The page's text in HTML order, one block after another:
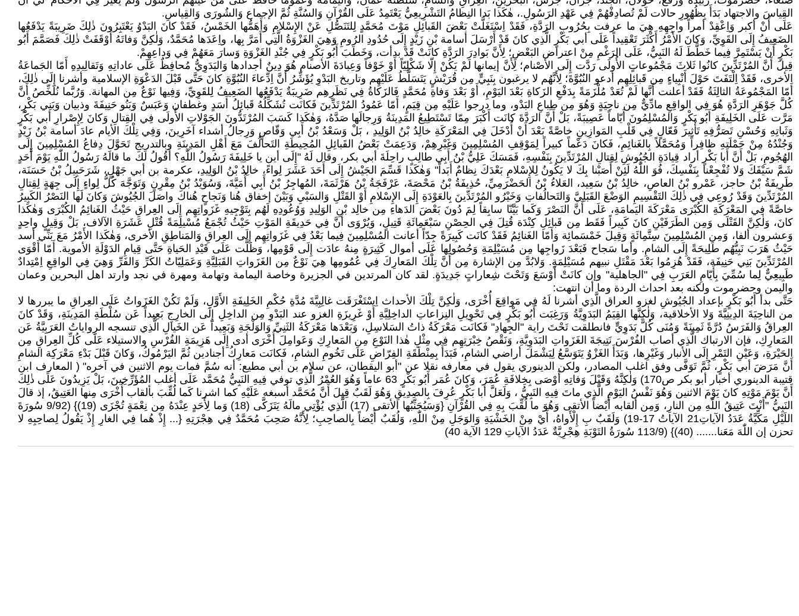
القِياسَ والاجتهاد بَدَأَ بِظُهُورِ حالات لَمْ تُصادِفْهُمْ فِي عَهْدِ الرَسُولِ.، هٰكَذا بَدا النِظامُ التَشْرِيعِيُّ يَعْتَمِدُ عَلَى القُرْآنِ وَالسُنَّةِ ثُمَّ الإجماع وَالشُورَى وَالقِياسِ.
عَلَى أَنْ أكبر وَاِعْقِدْ أمراً واجِهِهِ هِيَ ما عرفت بِحُرُوبِ الرَدَّةِ، فَقَدْ اِسْتَغَلَّتْ بَعْضَ القَبائِلِ مَوْتَ مُحَمَّدٍ لِلتَنَصُّلِ عَنْ الإِسْلامِ وَأَهَمُّها الخَمْسُ، فَقَدْ كانَ البَدْوُ يَعْتَبِرُونَ ذٰلِكَ ضَرِيبَةً يَدْفَعُها
الضَعِيفُ إِلَى القَوِيِّ، وَكانَ الأَمْرُ أَكْثَرَ تَعْقِيداً عَلَى أبي بَكْرٍ الَّذِي كانَ قَدْ أَرْسَلَ أسامة بْنِ زَيْدٍ إِلَى حُدُودِ الرُومِ وَهِيَ الغَزْوَةُ الَّتِي أَمَرَّ بِها، واِعَدَها مُحَمَّدٌ، وَلٰكِنَّ وَفاتَهُ أَوْقَفَتْ ذٰلِكَ فَصَمَّمَ أَبُو
بَكْرٍ أَنْ يَسْتَمِرَّ فِيما خَطَّطَ لَهُ النَبِيُّ، عَلَى الرَغْمِ مِنْ اعتراض البَعْضِ؛ لِأَنَّ بَوادِرَ الرَدَّةِ كانَتْ قَدْ بدأت، وَخَطَبَ أَبُو بَكْرٍ فِي جُنْدِ الغَزْوَةِ وَسارَ مَعَهُمْ فِي وَداعِهِمْ.
قِيلَ أَنَّ المُرْتَدِّينَ كانُوا ثَلاثَ مَجْمُوعاتٍ الأُولَى رَدَّت إِلَى الأصْنام؛ لِأَنَّ إيمانها لَمْ يَكُنْ إِلّا شَكْلِيّاً أَوْ خَوْفاً وَعِبادَةَ الأصنام هُوَ دِينٌ أجدادها وَالبَدَوِيُّ مُحافِظٌ عَلَى عاداتِهِ وَتَقالِيدِهِ أَمّا الجَماعَةُ
الأخرى، فَقَدْ اِلْتَفَتَ حَوْلَ أَنْبِياءٍ مِن قَبائِلِهِم أدعو النُبُوَّةَ؛ لِأَنَّهُم لا يرغبون بِنَبِيٍّ مِن قُرَيْشٍ يَتَسَلَّطُ عَلَيْهِم وتاريخ البَدْوِ يُؤَشِّرُ أَنَّ اِدِّعاءَ النُبُوَّةِ كانَ حَتَّى قَبْلَ الدَعْوَةِ الإسلامية وأشرنا إِلَى ذٰلِكَ،
أَمّا المَجْمُوعَةُ الثالِثَةُ فَقَدْ أعلنت أَنَّها لَمْ تُعَدْ مُلْزَمَةً بِدَفْعِ الزَكاةِ بَعْدَ اليَوْمِ، أَوْ بَعْدَ وَفاةِ مُحَمَّدٍ فَالزَكاةُ فِي نَظَرِهِم ضَرِيبَةٌ يَدْفَعُها الضَعِيفُ لِلقَوِيِّ، وَفِيها نَوْعٌ مِن المهانة. وَرُبَّما نُلَخِّصُ أَنَّ
كُلَّ جَوْهَرِ الرَدَّةِ هُوَ فِي الواقِعِ مادِّيٌّ مِن ناحِيَةٍ وَهُوَ مِن طِباعِ البَدْو، وما درجوا عَلَيْهِ مِن قِيَمٍ، أَمّا عَمُودُ المُرْتَدِّينَ فَكانَت تُشَكِّلُهُ قَبائِلُ أَسَدٍ وغطفان وَعَبَسٌ وَبَنُو حَنِيفَةَ وذبيان وَبَنِي بَكْرٍ،
مَرَّت عَلَى الخَلِيفَةِ أَبُو بَكْرٍ وَالمُسْلِمُونَ أَيّاماً عَصِيبَةً، بَلْ أَنَّ الرَدَّةَ كانَت أَكْبَرَ مِمّا تَسْتَطِيعُ المَدِينَةُ وَرِجالَها صَدَّهُ، وَهٰكَذا كَسَبَ المُرْتَدُّونَ الجَوْلاتِ الأُولَى فِي القِتالِ وَكانَ لِإِصْرارِ أبي بَكْرٍ
وَثَباتِهِ وَحُسْنِ تَصَرُّفِهِ تَأْثِيرَ فَعّالٍ فِي قَلْبِ المَوازِينِ خاصَّةً بَعْدَ أَنْ أُدْخَلَ فِي المَعْرَكَةِ خالِدُ بْنُ الوَلِيدِ ، بَلْ وَسَعْدُ بْنُ أَبِي وَقّاصٍ وَرِجالُ أشداء آخَرِينَ، وَفِي تِلْكَ الأيام عادَ أسامة بْنُ زَيْدٍ
وَجُنْدُهُ مِنْ حَمْلَتِهِ ظافِراً وَمُحَمَّلاً بِالغَنائِمِ، فَكانَ دَعْماً كبيراً لِمَوْقِفِ المُسْلِمِينَ وَغَيْرِهِمْ، وَدَعِمَتْ بَعْضُ القَبائِلِ المُحِيطَةِ التَحالُفَ مَعَ أَهْلِ المَدِينَةِ وبالتدريج تَحَوَّلَ دِفاعُ المُسْلِمِينَ إِلَى
الهُجُومِ، بَلْ أَنَّ أبا بَكْرٍ أراد قِيادَةِ الجُيُوشِ لِقِتالِ المُرْتَدِّينَ بِنَفْسِهِ، فَمَسَكَ عَلِيُّ بْنُ أَبِي طالِبٍ راحِلَةَ أبي بكر، وقال لَهُ "إِلَى أين يا خَلِيفَةَ رَسُولُ اللّٰهِ؟ أَقُولُ لَكَ ما قالَهُ رَسُولُ اللّٰهِ يَوْمَ أَحَدٍ
شَمَّ سَيْفَكَ وَلا تُفْجِعْنا بِنَفْسِكَ، فُوَ اللّٰهُ لَئِنْ أَصَبْنا بِكَ لا يَكُونُ لِلإِسْلامِ بَعْدَكَ نِظامٌ أَبَداً" وَهٰكَذا قَسِّمَ الجَيْشُ إِلَى أَحَدَ عَشَرَ لِواءً، خالِدُ بْنُ الوَلِيدِ، عكرمة بن أبي جَهْلٍ، شَرَحَبِيلُ بْنُ حَسَنَة،
طَرِيفَةُ بْنُ حاجز، عَمْرو بْنُ العاصِ، خالِدُ بْنُ سَعِيد، العَلاءُ بْنُ الحَضْرَمِيِّ، حُذِيفَةُ بْنُ مَحْصَةَ، عَرْفَجَةُ بْنُ هَرْثَمَةَ، المُهاجِرُ بْنُ أَبِي أُمَيَّةَ، وَسُوَيْدُ بْنُ مِقْرِنٍ وَتَوَجَّهَ كُلُّ لِواءٍ إِلَى جِهَةٍ لِقِتالِ
المُرْتَدِّينَ وَقَدْ رُوعِي فِي ذٰلِكَ التَقْسِيمِ الوَضْعَ القَبَلِيَّ وَالتَحالُفاتِ وَخَيْرُو المُرْتَدِّينَ بِالعَوْدَةِ إِلَى الإِسْلامِ أَوْ القَتْلِ وَالسَبْيِ وَبَيْنَ إخفاق هُنا وَنَجاحٍ هُناكَ واصَلَ الجُيُوشَ وَكانَ لَها النَصْرُ الكَبِيرُ
خاصَّةً فِي المَعْرَكَةِ الكُبْرَى مَعْرَكَةَ اليَمامَةِ، عَلَى أَنَّ النَصْرَ وَكَما بَيَّنّا سابِقاً لِمَ دُونَ بَعْضَ الدَهاءِ مِن خالِد بْنِ الوَلِيدِ وَوُعُودِهِ لَهُم بِتَوْجِيهِ غَزَواتِهِم إِلَى العِراقِ حَيْثُ الغَنائِمُ الكُبْرَى وَهٰكَذا
كانَ، وَلٰكِنَّ القَتْلَى وَمِن الطَرَفَيْنِ كانَ كَبِيراً فَقَط مِن قَبائِلِ كِنْدَة قُتِلَ فِي الحِصْنِ سَبْعَمِائَةِ قَتِيلٍ، وَيُرْوَى أَنَّ فِي حَدِيقَةِ المَوْتِ حَيْثُ تُجْمَعُ مُسْيلِمَةً قُتْلِ عَشَرَةِ الآلاف، بَلْ وَقِيلٍ واحِدٍ
وَعشرون ألفا، وَمِن المُسْلِمِينَ سِتَّمِائَةٍ وَقِيلَ خَمْسَمائِة وَأَمّا الغَنائِمُ فَقَدْ كانَت كَبِيرَةً جِدّاً أعانت المُسْلِمِينَ فِيما بَعْدُ فِي غَزَواتِهِم إِلَى العِراقِ وَالمَناطِقِ الأخرى، وَهٰكَذا الأَمْرُ مَعَ بَنِّي أسد
حَيْثُ هَرَبَ نَبِيُّهُم طَلِيحَةً إِلَى الشامِ. وأما سَجاح فَبَعْدَ زَواجِها مِن مُسَيْلِمَةِ وَحُصُولِها عَلَى أموال كَثِيرَةٍ مِنهُ عادَت إِلَى قَوْمِها، وَظَلَّت عَلَى قَيْدِ الحَياةِ حَتَّى قِيامِ الدَوْلَةِ الأموية. أَمّا أَقْوَى
المُرْتَدِّينَ بَنِي حَنِيفَة، فَقَدْ هُزِمُوا بَعْدَ مَقْتَلِ نبيهم مُسَيْلِمَةٍ. وَلابُدَّ مِن الإشارة مِن أَنَّ تِلْكَ المَعارِكَ فِي عُمُومِها هِيَ نَوْعٌ مِن الغَزَواتِ القَبَلِيَّةِ وَعَمَلِيّاتُ الكَرِّ وَالفَرِّ وَهِيَ فِي الواقِعِ اِمْتِدادٌ
طَبِيعِيٌّ لِما سُمِّيَ بِأَيّامِ العَرَبِ فِي "الجاهلية" وإن كانَتْ أَوْسَعَ وَتَحْتَ شِعاراتٍ جَدِيدَةٍ. لقد كان المرتدين في الجزيرة وخاصة اليمامة وتهامة ومهرة في نجد وارتد اهل البحرين وعمان
واليمن وحضرموت ولكنه بعد احداث الردة وما أن انتهت:
حَتَّى بدأ أَبُو بَكْرٍ بإعداد الجُيُوشِ لغزو العراق الَّذِي أشرنا لَهُ فِي مَواقِعَ أُخْرَى، وَلٰكِنَّ تِلْكَ الأحداث اِسْتَغْرَقَت غالِبِيَّةَ مُدَّةِ حُكْمِ الخَلِيفَةِ الأَوَّلِ، وَلَمْ تَكُنْ الغَزَواتُ عَلَى العِراقِ ما يبررها لا
من الناحِيَةَ الدِينِيَّةَ وَلا الأخلاقية، وَلٰكِنَّها القِيَمُ البَدَوِيَّةُ وَرَغِبَت أَبُو بَكْرٍ فِي تَحْوِيلِ النِزاعاتِ الداخِلِيَّةِ أَوْ غَرِيزَةِ الغزو عند البَدْوِ مِن الداخِلِ إِلَى الخارِجِ بَعِيداً عَن سُلْطَةِ المَدِينَةِ، وَقَدْ كانَ
العِراقُ وَالفَرَسُ دُرَّةً ثَمِينَةً وَمُنَى كُلَّ بَدَوِيٍّ فانطلقت تَحْتَ راية "الجِهادِ" فَكانَت مَعْرَكَةُ ذاتُ السَلاسِلِ، وَبَعْدَها مَعْرَكَةُ الثَنِيِّ وَالوَلْجَةِ وَبَعِيداً عَن الخَيالِ الَّذِي تنسجه الرِواياتُ العَرَبِيَّةُ عَن
المَعارِكِ، فإن الارتباك الَّذِي أصاب الفُرْسَ نَتِيجَةَ الغَزَواتِ البَدَوِيَّةِ، وَنَقْصُ خِبْرَتِهِم فِي مِثْلِ هٰذا النَوْعِ مِن المَعارِكِ وَعَوامِلَ أُخْرَى أدى إِلَى هَزِيمَةِ الفُرْسِ والاستيلاء عَلَى كُلِّ العِراقِ مِن
الحَيْرَةِ، وَعَيْنِ التَمْرِ إِلَى الأنبار وَغَيْرِها، وَبَدَأَ الغَزْوُ يَتَوَسَّعُ لِيَشْمَلَ أراضي الشامِ، فَبَدَأَ بِمِنْطَقَةِ الفِرّاضِ عَلَى تَخُومِ الشامِ، فَكانَت مَعارِكُ أجنادين ثُمَّ اليَرْمُوكُ، وَكانَ قَبْلَ بَدْءِ مَعْرَكِة الشامِ
أَنَّ مَرَضَ أبي بَكْرٍ، ثُمَّ تَوَفَّى وفق اغلب المصادر، ولكن الدينوري يقول في معارفه نقلا عن "أبو اليقطان، عن سلام بن أبي مطيع: أنه سُمَّ فمات يوم الاثنين في آخره" ( المعارف ابن
قتيبة الدينوري أخبار أبو بكر ص170) وَلٰكِنَّهُ وَقَبْلَ وَفاتِهِ أَوْصَى بِخِلافَةِ عُمَرَ، وَكانَ عُمَر أَبُو بَكْرٍ 63 عاماً وَهُوَ العُمْرُ الَّذِي توفي فِيهِ النَبِيُّ مُحَمَّد عَلَى أغلب المُؤَرِّخِينَ، بَلْ يَزِيدُونَ عَلَى ذٰلِكَ
أَنَّ يَوْمَ مَوْتِهِ كانَ يَوْمَ الاثنين وَهُوَ نَفْسُ اليَوْمِ الَّذِي ماتَ فِيهِ النَبِيُّ ، وَلَعَلَّ أبا بَكْرٍ عُرِفَ بِالصِدِيقِ وَهُوَ لَقَبٌ قِيلَ أَنَّ مُحَمَّد أسبغه عَلَيْهِ كما اشرنا كَما لُقِّبَ بألقاب أُخْرَى مِنها العَتِيقُ، إذ قالَ
النَبِيُّ "أَنْتَ عَتِيقُ اللّٰهِ مِن النارِ، وَمِن ألقابه أَيْضاً الأتقى وَهُوَ ما لُقِّبَ بِهِ فِي القُرْآنِ {وَسَيُجَنِّبُها الأتقى (17) الَّذِي يُؤْتِي مالَهُ يَتَزَكَّى (18) وَما لِأَحَدٍ عِنْدَهُ مِن نِعْمَةٍ تُجْزَى (19)} (9/92 سُورَةَ
اللَيْلِ مَكِّيَّةُ عَدَدُ الآياتِ21 الآياتُ 17-19) وَلَقَبٌ بِ إِلْأَواهُ، أَيْ مِنْ الخَشْيَةِ وَالوَجَلِ مِنْ اللّٰهِ، وَلُقَبٌ أَيْضاً بِالصاحِبِ؛ لِأَنَّهُ صَحِبَ مُحَمَّدٌ فِي هِجْرَتِهِ {... إِذْ هُما فِي الغارِ إِذْ يَقُولُ لِصاحِبِهِ لا
تحزن إن اللّٰهَ مَعَنا....... (40)} (113/9 سُورَةُ التَوْبَةِ هِجْرِيَّةٌ عَدَدُ الآياتِ 129 الآية 40)